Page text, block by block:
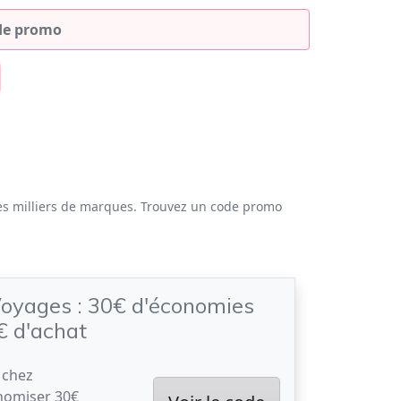
milliers de marques. Trouvez un code promo
: 30€ d'économies
d'achat
30€